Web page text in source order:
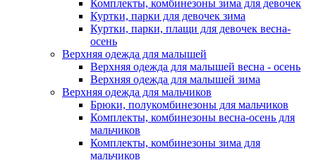
Комплекты, комбинезоны зима для девочек
Куртки, парки для девочек зима
Куртки, парки, плащи для девочек весна-
осень
Верхняя одежда для малышей
Верхняя одежда для малышей весна - осень
Верхняя одежда для малышей зима
Верхняя одежда для мальчиков
Брюки, полукомбинезоны для мальчиков
Комплекты, комбинезоны весна-осень для
мальчиков
Комплекты, комбинезоны зима для
мальчиков